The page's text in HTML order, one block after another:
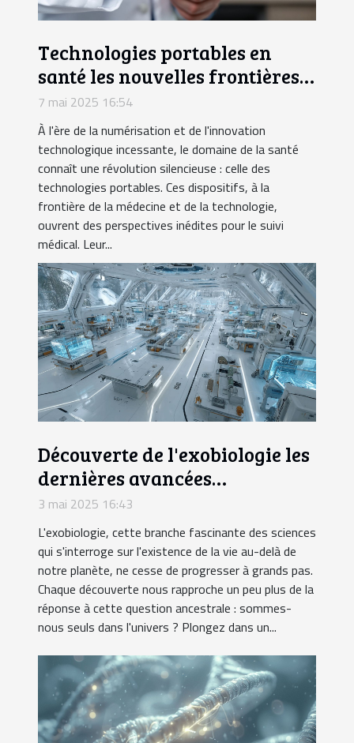
Technologies portables en
santé les nouvelles frontières
du suivi médical
7 mai 2025 16:54
À l'ère de la numérisation et de l'innovation
technologique incessante, le domaine de la santé
connaît une révolution silencieuse : celle des
technologies portables. Ces dispositifs, à la
frontière de la médecine et de la technologie,
ouvrent des perspectives inédites pour le suivi
médical. Leur...
Découverte de l'exobiologie les
dernières avancées
scientifiques
3 mai 2025 16:43
L'exobiologie, cette branche fascinante des sciences
qui s'interroge sur l'existence de la vie au-delà de
notre planète, ne cesse de progresser à grands pas.
Chaque découverte nous rapproche un peu plus de la
réponse à cette question ancestrale : sommes-
nous seuls dans l'univers ? Plongez dans un...